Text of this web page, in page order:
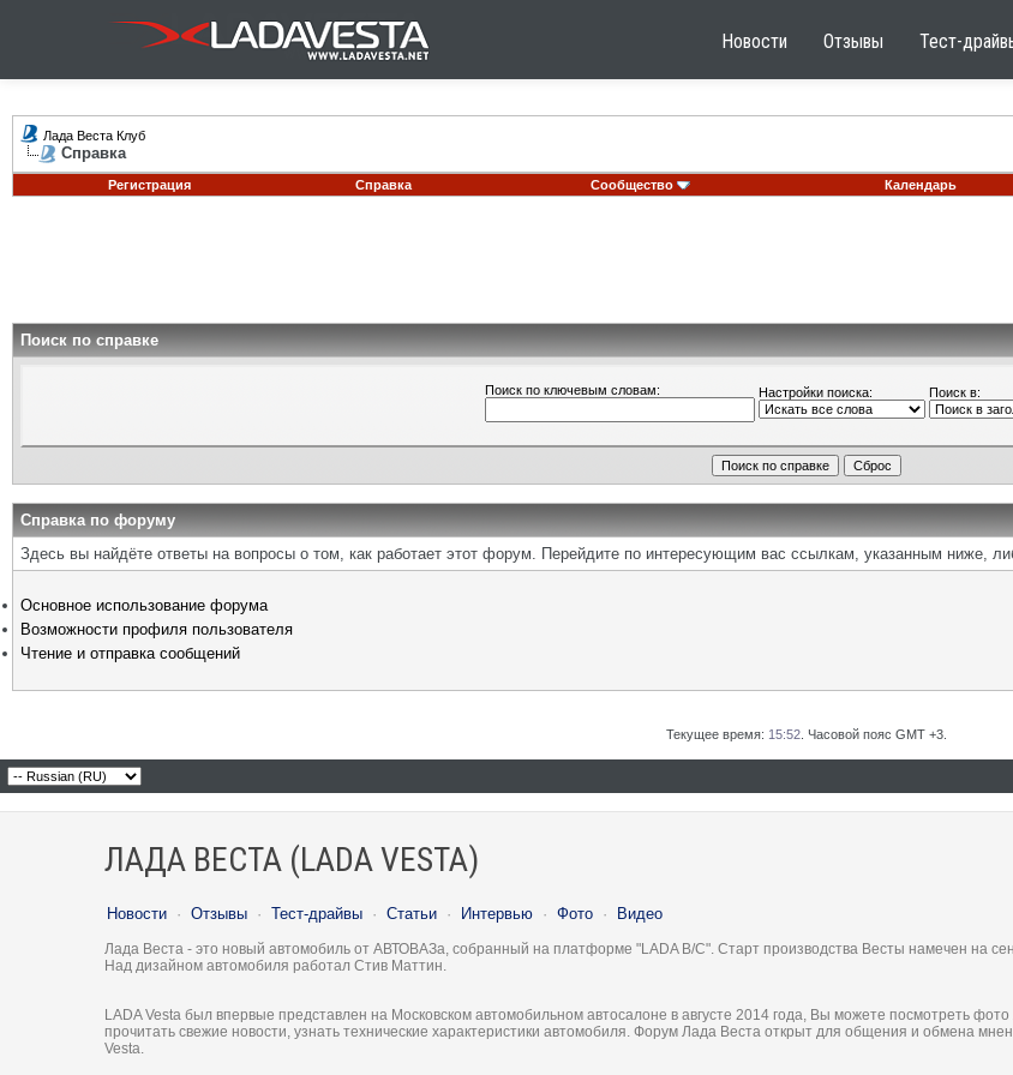
Новости Отзывы Тест-
Лада Веста Клуб
Справка
Регистрация
Справка Сообщество Календарь
Поиск по справке
Поиск по ключевым словам: Настройки поиска: Поиск в:
Справка по форуму
Здесь вы найдёте ответы на вопросы о том, как работает этот форум. Перейдите по интересующим вас ссылкам, указанным ниже,
Основное использование форума
Возможности профиля пользователя
Чтение и отправка сообщений
Текущее время: 15:52 . Часовой пояс GMT +3.
ЛАДА ВЕСТА (LADA VESTA)
Новости · Отзывы · Тест-драйвы · Статьи · Интервью · Фото · Видео
Лада Веста - это новый автомобиль от АВТОВАЗа, собранный на платформе "LADA B/C". Старт производства Весты намечен на
Над дизайном автомобиля работал Стив Маттин.
LADA Vesta был впервые представлен на Московском автомобильном автосалоне в августе 2014 года, Вы можете посмотреть
прочитать свежие новости, узнать технические характеристики автомобиля. Форум Лада Веста открыт для общения и обмена
Vesta.